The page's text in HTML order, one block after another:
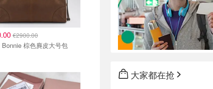
€2900.00
Prada Bonnie 棕色麂皮大号包
大家都在抢